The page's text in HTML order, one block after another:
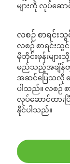
များကို လုပ်ဆေ
လစဉ် စာရင်းသွ
လစဉ် စာရင်းသွင်
မိုဘိုင်းဖုန်းများ
မည်သည့်အချိန်
အဆင်ပြေသလို
ပါသည်။ လစဉ်
လုပ်ဆောင်ထားပ
နိုင်ပါသည်။